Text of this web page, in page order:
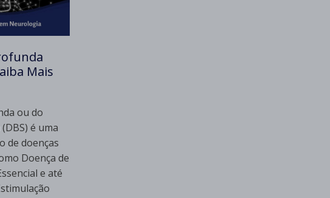
Mais
ou do
é uma
de doenças
Doença de
e até